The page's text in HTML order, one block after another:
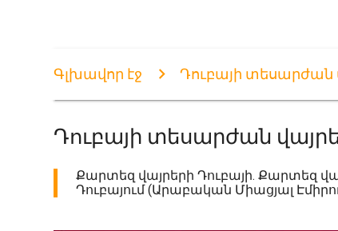
Գլխավոր էջ Դուբայի տեսարժան
Դուբայի տեսարժան
Քարտեզ վայրերի Դուբայի. Քարտեզ
Դուբայում (Արաբական Միացյալ